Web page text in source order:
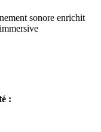
sonore enrichit
: